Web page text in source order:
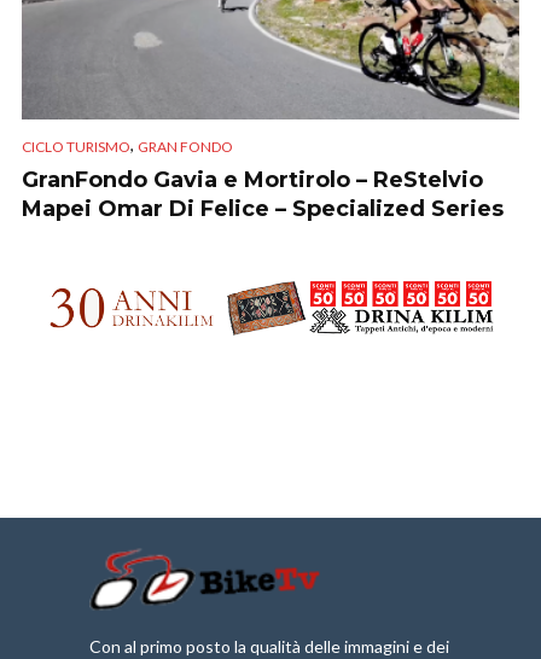
CICLO TURISMO, GRAN FONDO
GranFondo Gavia e Mortirolo – ReStelvio
Mapei Omar Di Felice – Specialized Series
Con al primo posto la qualità delle immagini e dei